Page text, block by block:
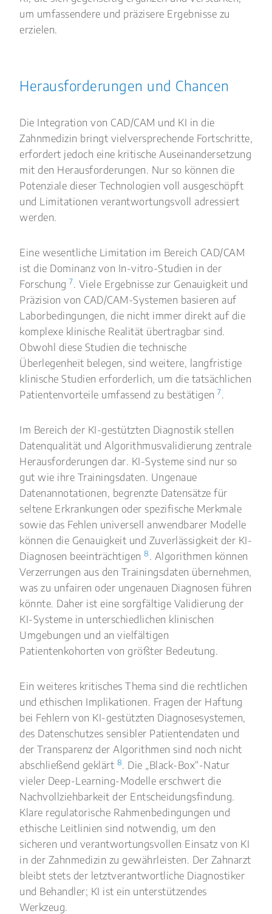
um umfassendere und präzisere Ergebnisse zu
erzielen.
Herausforderungen und Chancen
Die Integration von CAD/CAM und KI in die
Zahnmedizin bringt vielversprechende Fortschritte,
erfordert jedoch eine kritische Auseinandersetzung
mit den Herausforderungen. Nur so können die
Potenziale dieser Technologien voll ausgeschöpft
und Limitationen verantwortungsvoll adressiert
werden.
Eine wesentliche Limitation im Bereich CAD/CAM
ist die Dominanz von In-vitro-Studien in der
Forschung 7. Viele Ergebnisse zur Genauigkeit und
Präzision von CAD/CAM-Systemen basieren auf
Laborbedingungen, die nicht immer direkt auf die
komplexe klinische Realität übertragbar sind.
Obwohl diese Studien die technische
Überlegenheit belegen, sind weitere, langfristige
klinische Studien erforderlich, um die tatsächlichen
Patientenvorteile umfassend zu bestätigen 7.
Im Bereich der KI-gestützten Diagnostik stellen
Datenqualität und Algorithmusvalidierung zentrale
Herausforderungen dar. KI-Systeme sind nur so
gut wie ihre Trainingsdaten. Ungenaue
Datenannotationen, begrenzte Datensätze für
seltene Erkrankungen oder spezifische Merkmale
sowie das Fehlen universell anwendbarer Modelle
können die Genauigkeit und Zuverlässigkeit der KI-
Diagnosen beeinträchtigen 8. Algorithmen können
Verzerrungen aus den Trainingsdaten übernehmen,
was zu unfairen oder ungenauen Diagnosen führen
könnte. Daher ist eine sorgfältige Validierung der
KI-Systeme in unterschiedlichen klinischen
Umgebungen und an vielfältigen
Patientenkohorten von größter Bedeutung.
Ein weiteres kritisches Thema sind die rechtlichen
und ethischen Implikationen. Fragen der Haftung
bei Fehlern von KI-gestützten Diagnosesystemen,
des Datenschutzes sensibler Patientendaten und
der Transparenz der Algorithmen sind noch nicht
abschließend geklärt 8. Die „Black-Box“-Natur
vieler Deep-Learning-Modelle erschwert die
Nachvollziehbarkeit der Entscheidungsfindung.
Klare regulatorische Rahmenbedingungen und
ethische Leitlinien sind notwendig, um den
sicheren und verantwortungsvollen Einsatz von KI
in der Zahnmedizin zu gewährleisten. Der Zahnarzt
bleibt stets der letztverantwortliche Diagnostiker
und Behandler; KI ist ein unterstützendes
Werkzeug.